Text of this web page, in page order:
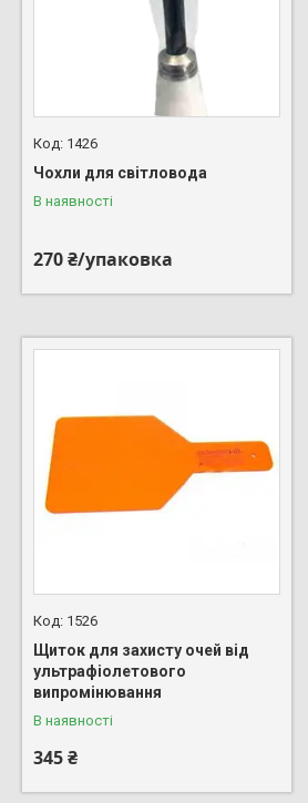
1426
Чохли для світловода
В наявності
270 ₴/упаковка
1526
Щиток для захисту очей від
ультрафіолетового
випромінювання
В наявності
345 ₴